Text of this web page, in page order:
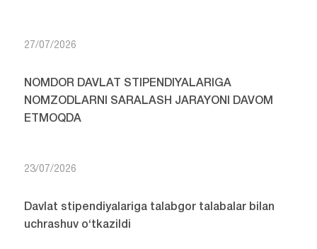
27/07/2026
NOMDOR DAVLAT STIPENDIYALARIGA
NOMZODLARNI SARALASH JARAYONI DAVOM
ETMOQDA
23/07/2026
Davlat stipendiyalariga talabgor talabalar bilan
uchrashuv o‘tkazildi